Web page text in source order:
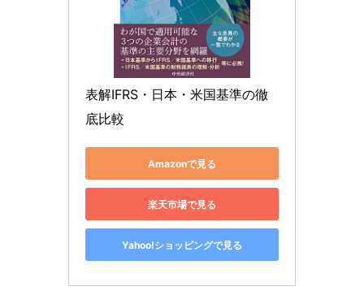
表解IFRS・日本・米国基準の徹
底比較
Amazonで見る
楽天市場で見る
Yahoo!ショッピングで見る